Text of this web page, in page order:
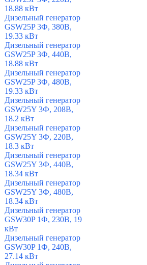
18.88 кВт
Дизельный генератор
GSW25P 3Ф, 380В,
19.33 кВт
Дизельный генератор
GSW25P 3Ф, 440В,
18.88 кВт
Дизельный генератор
GSW25P 3Ф, 480В,
19.33 кВт
Дизельный генератор
GSW25Y 3Ф, 208В,
18.2 кВт
Дизельный генератор
GSW25Y 3Ф, 220В,
18.3 кВт
Дизельный генератор
GSW25Y 3Ф, 440В,
18.34 кВт
Дизельный генератор
GSW25Y 3Ф, 480В,
18.34 кВт
Дизельный генератор
GSW30P 1Ф, 230В, 19
кВт
Дизельный генератор
GSW30P 1Ф, 240В,
27.14 кВт